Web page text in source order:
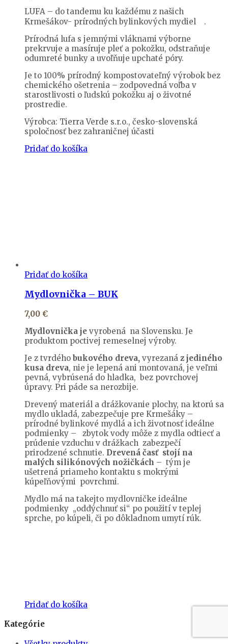
LUFA – do tandemu ku každému z našich
Krmešákov- prírodných bylinkových mydiel
.
Prírodná lufa s jemnými vláknami výborne
prekrvuje a masíruje pleť a pokožku, odstraňuje
odumreté bunky a uvoľňuje upchaté póry.
Je to 100% prírodný kompostovateľný výrobok bez
chemického ošetrenia – zodpovedná voľba v
starostlivosti o ľudskú pokožku aj o životné
prostredie.
Výrobca: Tierra Verde s.r.o., česko-slovenská
spoločnosť bez zahraničnej účasti
Pridať do košíka
Pridať do košíka
Mydlovnička – BUK
7,00 €
Mydlovnička je vyrobená na Slovensku. Je
produktom poctivej remeselnej výroby.
Je z tvrdého bukového dreva, vyrezaná z jediného
kusa dreva, nie je lepená ani montovaná, je veľmi
pevná, vybrúsená do hladka, bez povrchovej
úpravy. Pri páde sa nerozbije.
Drevený materiál a drážkovanie plochy, na ktorú sa
mydlo ukladá, zabezpečuje pre Krmešáky –
prírodné bylinkové mydlá a ich životnosť ideálne
podmienky – zbytok vody môže z mydla odtiecť a
prúdenie vzduchu v drážkach zabezpečí
prirodzené schnutie. Drevená časť stojí na
malých silikónových nožičkách – tým je
ušetrená priameho kontaktu s mokrými
kúpeľňovými povrchmi.
Mydlo má na takejto mydlovničke ideálne
podmienky „oddýchnuť si“ po použití v teplej
sprche, po kúpeli, či po dôkladnom umytí rúk.
Pridať do košíka
Kategórie